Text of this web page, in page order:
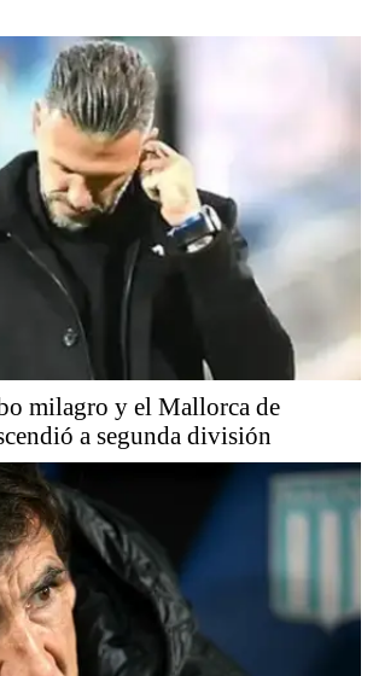
milagro y el Mallorca de
a segunda división